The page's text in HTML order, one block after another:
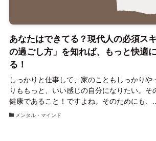
あなたはできてる？現代人の必須ス
の過ごし方」を知れば、もっと快適
る！
しっかりと仕事して、家のこともしっかりや
りももっと、いい感じの自分になりたい。そ
健康であること！ですよね。そのためにも、...
メンタル・マインド